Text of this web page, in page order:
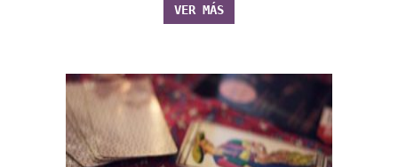
VER MÁS